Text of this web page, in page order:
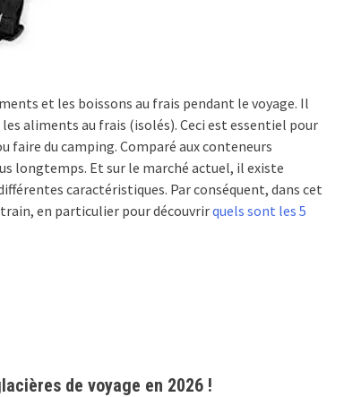
et les boissons au frais pendant le voyage. Il
aliments au frais (isolés). Ceci est essentiel pour
faire du camping. Comparé aux conteneurs
longtemps. Et sur le marché actuel, il existe
caractéristiques. Par conséquent, dans cet
en particulier pour découvrirquels sont les 5
de voyage en 2026 !